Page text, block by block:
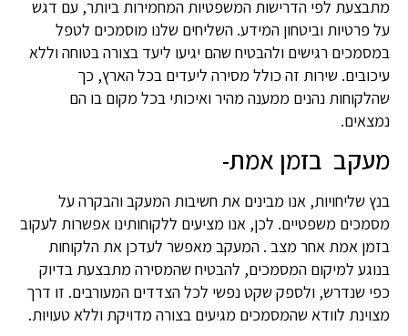
מתבצעת לפי הדרישות המשפטיות המחמירות ביותר, עם דגש
על פרטיות וביטחון המידע. השליחים שלנו מוסמכים לטפל
במסמכים רגישים ולהבטיח שהם יגיעו ליעד בצורה בטוחה וללא
עיכובים. שירות זה כולל מסירה ליעדים בכל הארץ, כך
שהלקוחות נהנים ממענה מהיר ואיכותי בכל מקום בו הם
נמצאים.
מעקב בזמן אמת-
בנץ שליחויות, אנו מבינים את חשיבות המעקב והבקרה על
מסמכים משפטיים. לכן, אנו מציעים ללקוחותינו אפשרות לעקוב
בזמן אמת אחר מצב . המעקב מאפשר לעדכן את הלקוחות
בנוגע למיקום המסמכים, להבטיח שהמסירה מתבצעת בדיוק
כפי שנדרש, ולספק שקט נפשי לכל הצדדים המעורבים. זו דרך
מצוינת לוודא שהמסמכים מגיעים בצורה מדויקת וללא טעויות.